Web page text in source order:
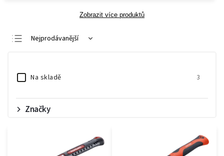
Zobrazit více produktů
Nejprodávanější
Na skladě 3
Značky